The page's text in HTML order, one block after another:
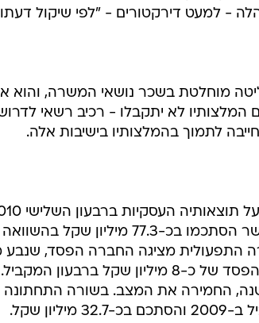
- למעט דירקטורים - "לפי שיקול
מוחלטת בשכר נושאי המשרה, והוא
לא יתקבלו - רכיב רשאי
לתמוך בהמלצותיו בישיבות אלה.
התפעולית מציגה החברה הפסד,
כ-28.5 מיליון שקל בהשוואה להפסד של כ-8
החמירה את המצב. בשורה התחתונה